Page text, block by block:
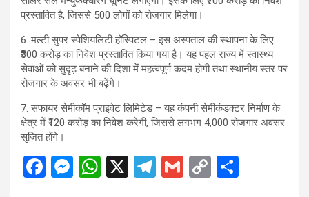
प्रस्तावित है, जिससे 500 लोगों को रोजगार मिलेगा।
6. मल्टी सुपर स्पेशियलिटी हॉस्पिटल – इस अस्पताल की स्थापना के लिए
₹300 करोड़ का निवेश प्रस्तावित किया गया है। यह पहल राज्य में स्वास्थ्य
सेवाओं को सुदृढ़ बनाने की दिशा में महत्वपूर्ण कदम होगी तथा स्थानीय स्तर पर
रोजगार के अवसर भी बढ़ेंगे।
7. सफायर सेमीकॉम प्राइवेट लिमिटेड – यह कंपनी सेमीकंडक्टर निर्माण के
क्षेत्र में ₹120 करोड़ का निवेश करेगी, जिससे लगभग 4,000 रोजगार अवसर
सृजित होंगे।
F
M
W
X
T
G
C